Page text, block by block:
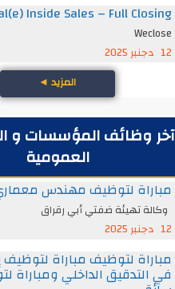
Inside Sales – Full Closing
Weclose
12 دجنبر 2025
المزيد ◄
آخر وظائف المؤسسات و
العمومية
مباراة لتوظيف مهندس
وكالة تهيئة ضفتي أبي رقراق
12 دجنبر 2025
مباراة لتوظيف مباراة لتوظيف
في التدقيق الداخلي ومباراة